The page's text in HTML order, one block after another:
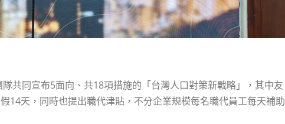
共同宣布5面向、共18項措施的「台灣人口對策新戰略」，其中友
14天，同時也提出職代津貼，不分企業規模每名職代員工每天補助